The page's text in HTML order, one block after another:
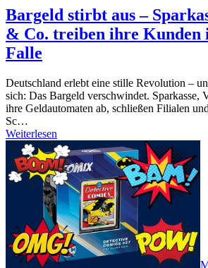
Bargeld stirbt aus –
& Co. treiben ihre Kunden
Falle
Deutschland erlebt eine stille Revolution –
sich: Das Bargeld verschwindet. Sparkasse,
ihre Geldautomaten ab, schließen Filialen
Sc…
Weiterlesen